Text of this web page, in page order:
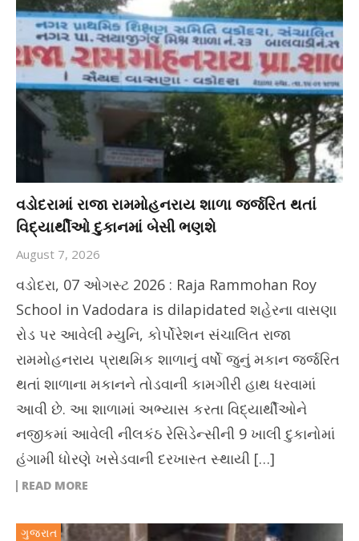
વડોદરામાં રાજા રામમોહનરાય શાળા જર્જરિત થતાં
વિદ્યાર્થીઓ દુકાનમાં બેસી ભણશે
August 7, 2026
વડોદરા, 07 ઓગસ્ટ 2026 : Raja Rammohan Roy
School in Vadodara is dilapidated શહેરના વાસણા
રોડ પર આવેલી મ્યુનિ, કોર્પોરેશન સંચાલિત રાજા
રામમોહનરાય પ્રાથમિક શાળાનું વર્ષો જુનું મકાન જર્જરિત
થતાં શાળાના મકાનને તોડવાની કામગીરી હાથ ધરવામાં
આવી છે. આ શાળામાં અભ્યાસ કરતા વિદ્યાર્થીઓને
નજીકમાં આવેલી નીલકંઠ રેસિડેન્સીની 9 ખાલી દુકાનોમાં
હંગામી ધોરણે ખસેડવાની દરખાસ્ત સ્થાયી […]
READ MORE
ગુજરાત